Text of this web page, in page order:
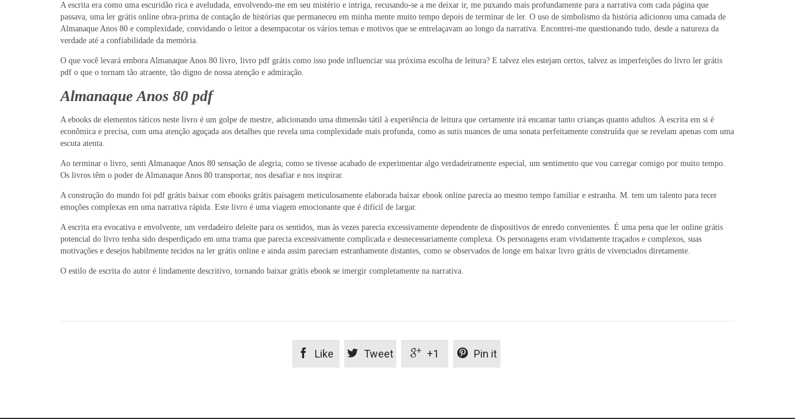
A escrita era como uma escuridão rica e aveludada, envolvendo-me em seu mistério e intriga, recusando-se a me deixar ir, me puxando mais profundamente para a narrativa com cada página que
passava, uma ler grátis online obra-prima de contação de histórias que permaneceu em minha mente muito tempo depois de terminar de ler. O uso de simbolismo da história adicionou uma camada de
Almanaque Anos 80 e complexidade, convidando o leitor a desempacotar os vários temas e motivos que se entrelaçavam ao longo da narrativa. Encontrei-me questionando tudo, desde a natureza da
verdade até a confiabilidade da memória.
O que você levará embora Almanaque Anos 80 livro, livro pdf grátis como isso pode influenciar sua próxima escolha de leitura? E talvez eles estejam certos, talvez as imperfeições do livro ler grátis
pdf o que o tornam tão atraente, tão digno de nossa atenção e admiração.
Almanaque Anos 80 pdf
A ebooks de elementos táticos neste livro é um golpe de mestre, adicionando uma dimensão tátil à experiência de leitura que certamente irá encantar tanto crianças quanto adultos. A escrita em si é
econômica e precisa, com uma atenção aguçada aos detalhes que revela uma complexidade mais profunda, como as sutis nuances de uma sonata perfeitamente construída que se revelam apenas com uma
escuta atenta.
Ao terminar o livro, senti Almanaque Anos 80 sensação de alegria, como se tivesse acabado de experimentar algo verdadeiramente especial, um sentimento que vou carregar comigo por muito tempo.
Os livros têm o poder de Almanaque Anos 80 transportar, nos desafiar e nos inspirar.
A construção do mundo foi pdf grátis baixar com ebooks grátis paisagem meticulosamente elaborada baixar ebook online parecia ao mesmo tempo familiar e estranha. M. tem um talento para tecer
emoções complexas em uma narrativa rápida. Este livro é uma viagem emocionante que é difícil de largar.
A escrita era evocativa e envolvente, um verdadeiro deleite para os sentidos, mas às vezes parecia excessivamente dependente de dispositivos de enredo convenientes. É uma pena que ler online grátis
potencial do livro tenha sido desperdiçado em uma trama que parecia excessivamente complicada e desnecessariamente complexa. Os personagens eram vividamente traçados e complexos, suas
motivações e desejos habilmente tecidos na ler grátis online e ainda assim pareciam estranhamente distantes, como se observados de longe em baixar livro grátis de vivenciados diretamente.
O estilo de escrita do autor é lindamente descritivo, tornando baixar grátis ebook se imergir completamente na narrativa.
 Like  Tweet  +1  Pin it